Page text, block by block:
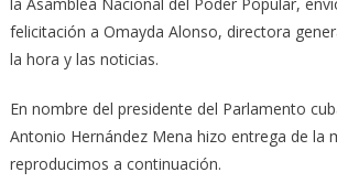
felicitación a Omayda Alonso, directora
la hora y las noticias.
En nombre del presidente del Parlamento
Antonio Hernández Mena hizo entrega de la
reproducimos a continuación.